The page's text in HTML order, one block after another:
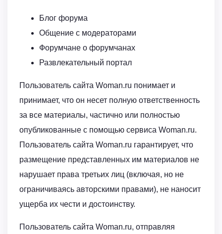
Блог форума
Общение с модераторами
Форумчане о форумчанах
Развлекательный портал
Пользователь сайта Woman.ru понимает и
принимает, что он несет полную ответственность
за все материалы, частично или полностью
опубликованные с помощью сервиса Woman.ru.
Пользователь сайта Woman.ru гарантирует, что
размещение представленных им материалов не
нарушает права третьих лиц (включая, но не
ограничиваясь авторскими правами), не наносит
ущерба их чести и достоинству.
Пользователь сайта Woman.ru, отправляя